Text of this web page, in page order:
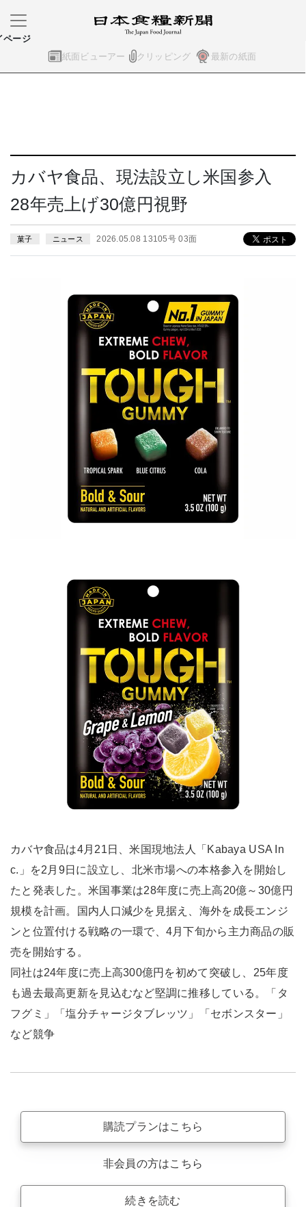
紙面ビューアー クリッピング 最新の紙面
ページ
カバヤ食品、現法設立し米国参入
28年売上げ30億円視野
菓子 ニュース 2026.05.08 13105号 03面
カバヤ食品は4月21日、米国現地法人「Kabaya USA In
c.」を2月9日に設立し、北米市場への本格参入を開始し
たと発表した。米国事業は28年度に売上高20億～30億円
規模を計画。国内人口減少を見据え、海外を成長エンジ
ンと位置付ける戦略の一環で、4月下旬から主力商品の販
売を開始する。
同社は24年度に売上高300億円を初めて突破し、25年度
も過去最高更新を見込むなど堅調に推移している。「タ
フグミ」「塩分チャージタブレッツ」「セボンスター」
など競争
購読プランはこちら
非会員の方はこちら
続きを読む